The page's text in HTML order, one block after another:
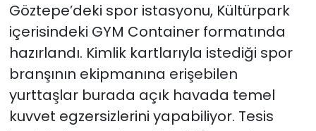
Göztepe’deki spor istasyonu, Kültürpark
içerisindeki GYM Container formatında
hazırlandı. Kimlik kartlarıyla istediği spor
branşının ekipmanına erişebilen
yurttaşlar burada açık havada temel
kuvvet egzersizlerini yapabiliyor. Tesis